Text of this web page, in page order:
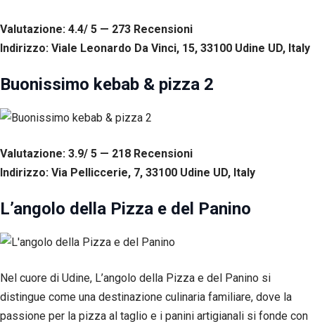
Valutazione: 4.4/ 5 — 273 Recensioni
Indirizzo: Viale Leonardo Da Vinci, 15, 33100 Udine UD, Italy
Buonissimo kebab & pizza 2
Valutazione: 3.9/ 5 — 218 Recensioni
Indirizzo: Via Pelliccerie, 7, 33100 Udine UD, Italy
L’angolo della Pizza e del Panino
Nel cuore di Udine, L’angolo della Pizza e del Panino si
distingue come una destinazione culinaria familiare, dove la
passione per la pizza al taglio e i panini artigianali si fonde con